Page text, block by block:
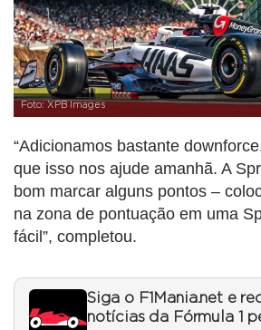
Foto: XPB Images
“Adicionamos bastante
que isso nos ajude amanhã. A
bom marcar alguns pontos –
na zona de pontuação em uma
fácil”, completou.
Siga o F1Mania.net e
notícias da Fórmula 1